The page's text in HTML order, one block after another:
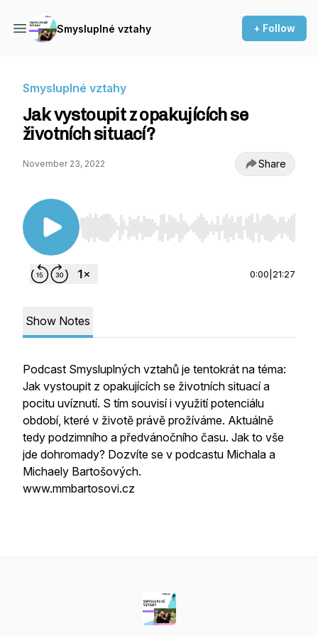
Smysluplné vztahy + Follow
Smysluplné vztahy
Jak vystoupit z opakujících se
životních situací?
November 23, 2022 Share
Use Left/Right to seek, Home/End to jump to
0:00 21:27
Show Notes
Podcast Smysluplných vztahů je tentokrát na téma:
Jak vystoupit z opakujících se životních situací a
pocitu uvíznutí. S tím souvisí i využití potenciálu
období, které v životě právě prožíváme. Aktuálně
tedy podzimního a předvánočního času. Jak to vše
jde dohromady? Dozvíte se v podcastu Michala a
Michaely Bartošových.
www.mmbartosovi.cz